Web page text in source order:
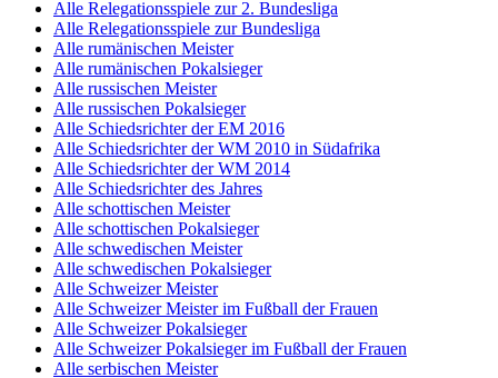
Alle Relegationsspiele zur 2. Bundesliga
Alle Relegationsspiele zur Bundesliga
Alle rumänischen Meister
Alle rumänischen Pokalsieger
Alle russischen Meister
Alle russischen Pokalsieger
Alle Schiedsrichter der EM 2016
Alle Schiedsrichter der WM 2010 in Südafrika
Alle Schiedsrichter der WM 2014
Alle Schiedsrichter des Jahres
Alle schottischen Meister
Alle schottischen Pokalsieger
Alle schwedischen Meister
Alle schwedischen Pokalsieger
Alle Schweizer Meister
Alle Schweizer Meister im Fußball der Frauen
Alle Schweizer Pokalsieger
Alle Schweizer Pokalsieger im Fußball der Frauen
Alle serbischen Meister